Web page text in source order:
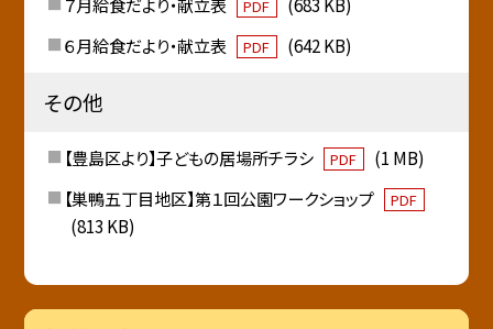
PDF
６月給食だより・献立表
PDF (642 KB)
その他
【豊島区より】子どもの居場所チラシ PDF
(1 MB)
【巣鴨五丁目地区】第１回公園ワークショップ
PDF
(813 KB)